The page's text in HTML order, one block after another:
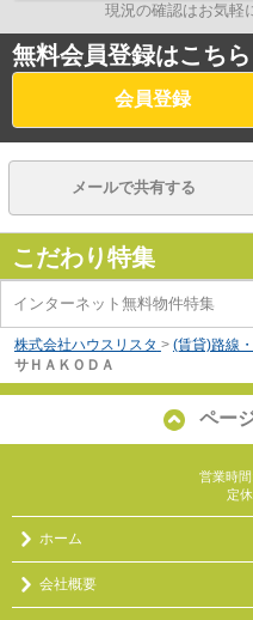
現況の確認はお気軽
無料会員登録はこちら
会員登録
メールで共有する
こだわり特集
インターネット無料物件特集
株式会社ハウスリスタ > (賃貸)路線
サＨＡＫＯＤＡ
ペー
営業時
定
ホーム
会社概要